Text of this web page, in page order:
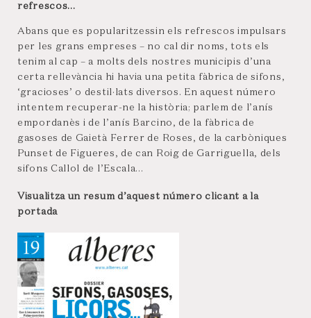
refrescos…
Abans que es popularitzessin els refrescos impulsars
per les grans empreses – no cal dir noms, tots els
tenim al cap – a molts dels nostres municipis d’una
certa rellevància hi havia una petita fàbrica de sifons,
‘gracioses’ o destil·lats diversos. En aquest número
intentem recuperar-ne la història; parlem de l’anís
empordanès i de l’anís Barcino, de la fàbrica de
gasoses de Gaietà Ferrer de Roses, de la carbòniques
Punset de Figueres, de can Roig de Garriguella, dels
sifons Callol de l’Escala…
Visualitza un resum d’aquest número clicant a la
portada